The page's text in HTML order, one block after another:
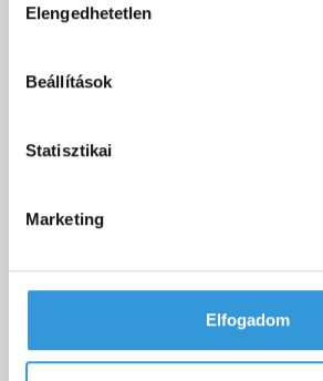
kiválasztása
Elengedhetetlen
Beállítások
Statisztikai
Marketing
Elfogadom
útmutató
TOVÁBBI KIEGÉSZÍTŐK